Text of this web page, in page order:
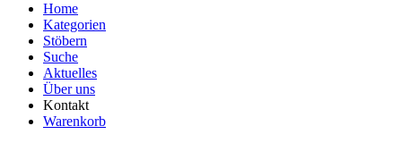
Home
Kategorien
Stöbern
Suche
Aktuelles
Über uns
Kontakt
Warenkorb